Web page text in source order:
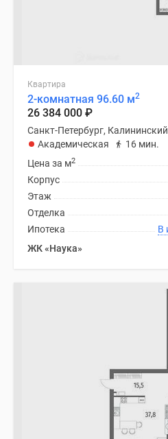
Квартира
2-комнатная 96.60 м2
26 384 000 ₽
Санкт-Петербург, Калининский
Академическая
16 мин.
Цена за м2
Корпус
Этаж
Отделка
Ипотека
ЖК «Наука»